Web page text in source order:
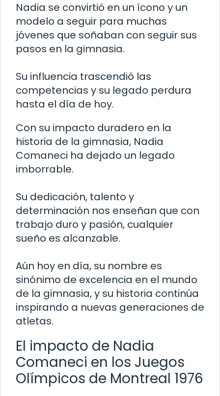
Nadia se convirtió en un ícono y un
modelo a seguir para muchas
jóvenes que soñaban con seguir sus
pasos en la gimnasia.
Su influencia trascendió las
competencias y su legado perdura
hasta el día de hoy.
Con su impacto duradero en la
historia de la gimnasia, Nadia
Comaneci ha dejado un legado
imborrable.
Su dedicación, talento y
determinación nos enseñan que con
trabajo duro y pasión, cualquier
sueño es alcanzable.
Aún hoy en día, su nombre es
sinónimo de excelencia en el mundo
de la gimnasia, y su historia continúa
inspirando a nuevas generaciones de
atletas.
El impacto de Nadia
Comaneci en los Juegos
Olímpicos de Montreal 1976